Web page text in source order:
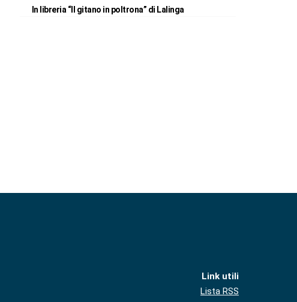
In libreria “Il gitano in poltrona” di Lalinga
Link utili
Lista RSS